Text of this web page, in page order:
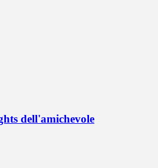
dell'amichevole